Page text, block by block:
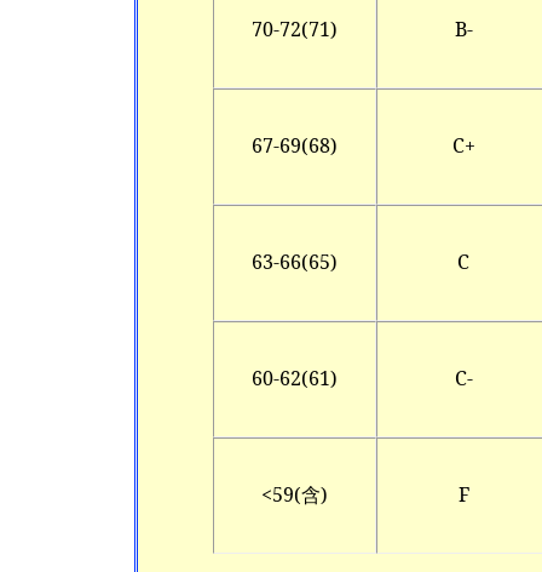
70-72(71) B-
67-69(68) C+
63-66(65) C
60-62(61) C-
<59(含) F